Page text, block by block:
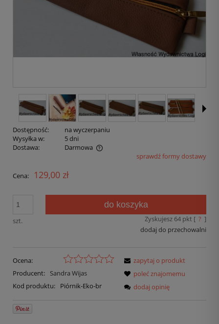
Dostępność:
na wyczerpaniu
Wysyłka w:
5 dni
Dostawa:
Darmowa
sprawdź formy dostawy
Cena: 129,00 zł
szt.
do koszyka
Zyskujesz 64pkt [ ? ]
dodaj do przechowalni
Ocena:
Producent:
Sandra Wijas
Kod produktu:
Piórnik-Eko-br
zapytaj o produkt
poleć znajomemu
dodaj opinię